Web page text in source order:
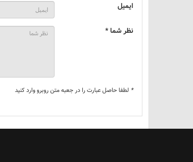
ایمیل
نظر شما *
* لطفا حاصل عبارت را در جعبه متن روبرو وارد کنید